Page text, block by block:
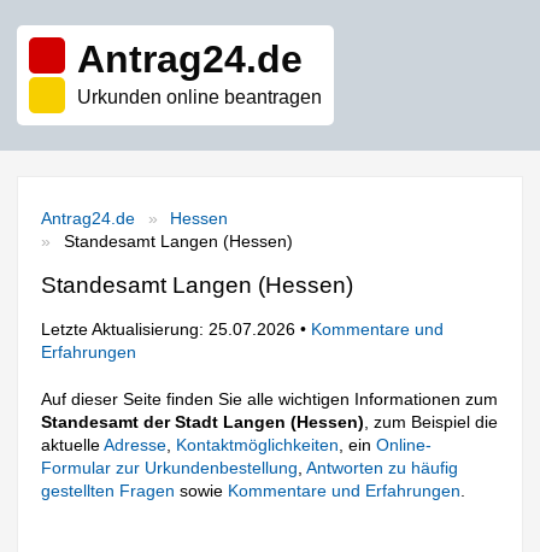
Antrag24.de
Urkunden online beantragen
Antrag24.de
Hessen
Standesamt Langen (Hessen)
Standesamt Langen (Hessen)
Letzte Aktualisierung: 25.07.2026 • Kommentare und
Erfahrungen
Auf dieser Seite finden Sie alle wichtigen Informationen zum
Standesamt der Stadt Langen (Hessen) , zum Beispiel die
aktuelleAdresse Kontaktmöglichkeiten , einOnline-
Formular zur Urkundenbestellung ,Antworten zu häufig
gestellten Fragen sowie Kommentare und Erfahrungen